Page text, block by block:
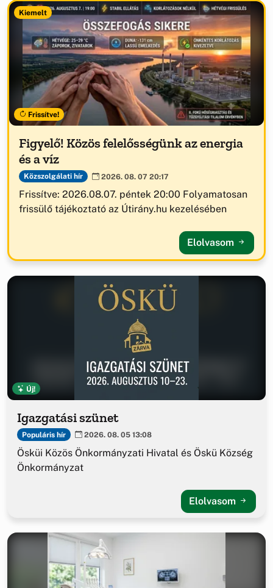
Kiemelt
Frissítve!
Figyelő! Közös felelősségünk az energia
és a víz
Közszolgálati hír 2026. 08. 07 20:17
Frissítve: 2026.08.07. péntek 20:00 Folyamatosan
frissülő tájékoztató az Útirány.hu kezelésében
Elolvasom
Új!
Igazgatási szünet
Populáris hír 2026. 08. 05 13:08
Ösküi Közös Önkormányzati Hivatal és Öskü Község
Önkormányzat
Elolvasom